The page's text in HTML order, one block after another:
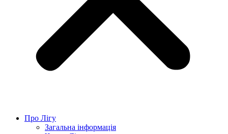
Про Лігу
Загальна інформація